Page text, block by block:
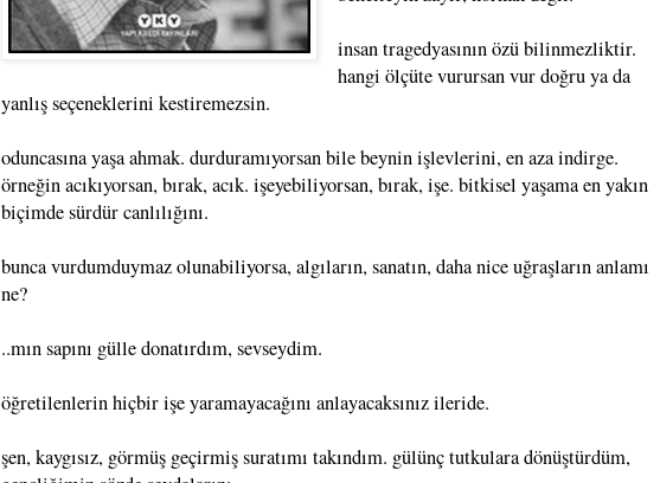
insan tragedyasının özü bilinmezliktir.
hangi ölçüte vurursan vur doğru ya da
yanlış seçeneklerini kestiremezsin.
oduncasına yaşa ahmak. durduramıyorsan bile beynin işlevlerini, en aza indirge.
örneğin acıkıyorsan, bırak, acık. işeyebiliyorsan, bırak, işe. bitkisel yaşama en yakın
biçimde sürdür canlılığını.
bunca vurdumduymaz olunabiliyorsa, algıların, sanatın, daha nice uğraşların anlamı
ne?
..mın sapını gülle donatırdım, sevseydim.
öğretilenlerin hiçbir işe yaramayacağını anlayacaksınız ileride.
şen, kaygısız, görmüş geçirmiş suratımı takındım. gülünç tutkulara dönüştürdüm,